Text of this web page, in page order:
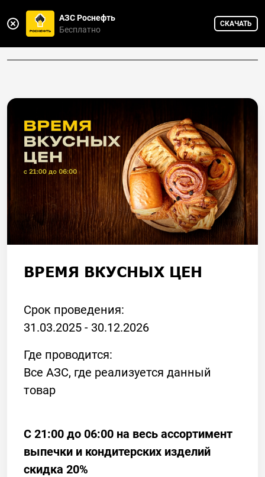
ВРЕМЯ ВКУСНЫХ ЦЕН
Срок проведения:
31.03.2025 - 30.12.2026
Где проводится:
Все АЗС, где реализуется данный
товар
С 21:00 до 06:00 на весь ассортимент
выпечки и кондитерских изделий
скидка 20%
АЗС Роснефть
Бесплатно
СКАЧАТЬ